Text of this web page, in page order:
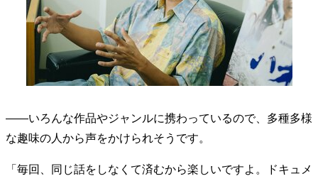
地域とつながる/お金との付き合い方
――いろんな作品やジャンルに携わっているので、多種多様
な趣味の人から声をかけられそうです。
「毎回、同じ話をしなくて済むから楽しいですよ。ドキュメ